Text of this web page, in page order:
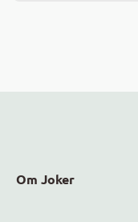
Om Joker